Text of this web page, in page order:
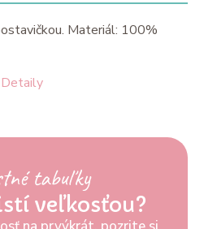
Detaily
Materiál: 100%
tabuľky
veľkosťou?